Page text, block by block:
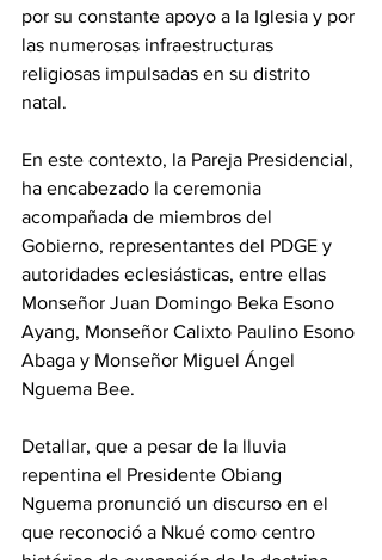
por su constante apoyo a la Iglesia y por
las numerosas infraestructuras
religiosas impulsadas en su distrito
natal.
En este contexto, la Pareja Presidencial,
ha encabezado la ceremonia
acompañada de miembros del
Gobierno, representantes del PDGE y
autoridades eclesiásticas, entre ellas
Monseñor Juan Domingo Beka Esono
Ayang, Monseñor Calixto Paulino Esono
Abaga y Monseñor Miguel Ángel
Nguema Bee.
Detallar, que a pesar de la lluvia
repentina el Presidente Obiang
Nguema pronunció un discurso en el
que reconoció a Nkué como centro